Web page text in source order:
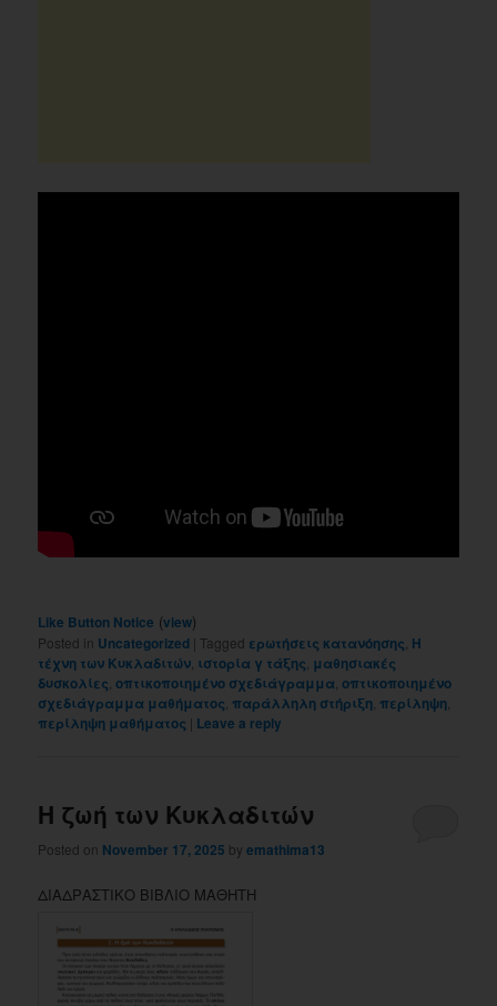
Like Button Notice (view)
Posted in Uncategorized | Tagged ερωτήσεις κατανόησης Η
τέχνη των Κυκλαδιτών ιστορία γ τάξης μαθησιακές
δυσκολίες ,οπτικοποιημένο σχεδιάγραμμα ,οπτικοποιημένο
σχεδιάγραμμα μαθήματος παράλληλη στήριξη περίληψη
περίληψη μαθήματος | Leave a reply
Η ζωή των Κυκλαδιτών
Posted on November 17, 2025 byemathima13
ΔΙΑΔΡΑΣΤΙΚΟ ΒΙΒΛΙΟ ΜΑΘΗΤΗ